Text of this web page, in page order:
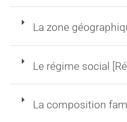
La zone
Le régime social
La composition